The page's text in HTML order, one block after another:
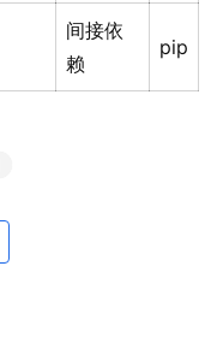
间接依
赖
pip